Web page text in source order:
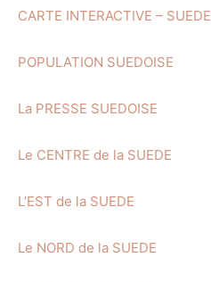
CARTE INTERACTIVE – SUEDE
POPULATION SUEDOISE
La PRESSE SUEDOISE
Le CENTRE de la SUEDE
L’EST de la SUEDE
Le NORD de la SUEDE